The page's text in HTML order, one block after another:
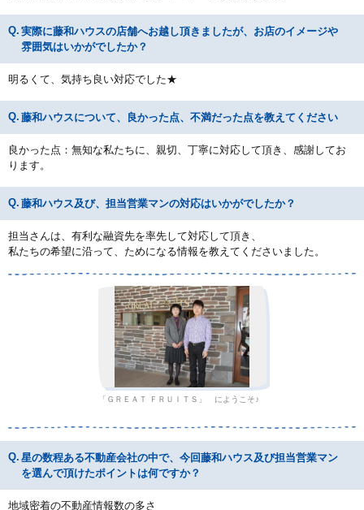
実際に藤和ハウスの店舗へお越し頂きましたが、お店のイメージや
雰囲気はいかがでしたか？
明るくて、気持ち良い対応でした★
藤和ハウスについて、良かった点、不満だった点を教えてください
良かった点：無知な私たちに、親切、丁寧に対応して頂き、感謝してお
ります。
藤和ハウス及び、担当営業マンの対応はいかがでしたか？
担当さんは、有利な融資先を率先して対応して頂き、
私たちの希望に沿って、ためになる情報を教えてくださいました。
「ＧＲＥＡＴ ＦＲＵＩＴＳ」 にようこそ♪
星の数程ある不動産会社の中で、今回藤和ハウス及び担当営業マン
を選んで頂けたポイントは何ですか？
地域密着の不動産情報数の多さ